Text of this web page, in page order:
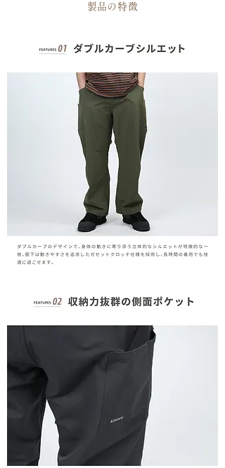
​製品の特徴